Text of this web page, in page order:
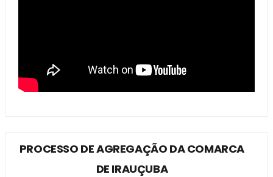
PROCESSO DE AGREGAÇÃO DA COMARCA
DE IRAUÇUBA